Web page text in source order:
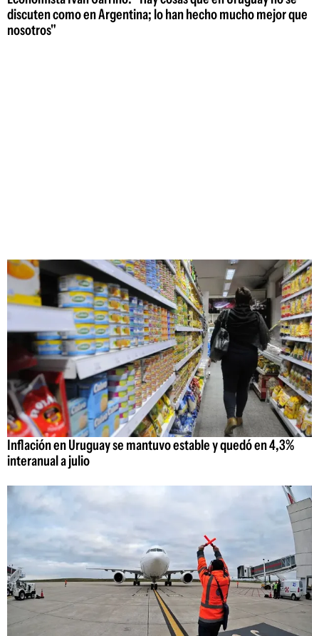
discuten como en Argentina; lo han hecho mucho mejor que
nosotros"
Inflación en Uruguay se mantuvo estable y quedó en 4,3%
interanual a julio